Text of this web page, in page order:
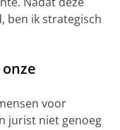
ben ik strategisch
voor
jurist niet genoeg